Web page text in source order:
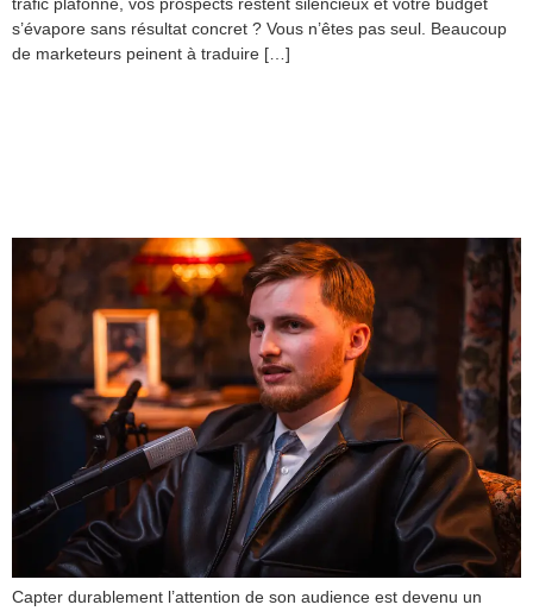
s’évapore sans résultat concret ? Vous n’êtes pas seul. Beaucoup
de marketeurs peinent à traduire […]
Capter durablement l’attention de son audience est devenu un